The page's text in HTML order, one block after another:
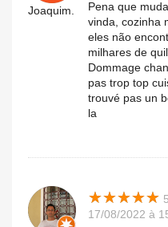
Joaquim.
Pena que
vinda, cozinha
eles não
milhares de
Dommage
pas trop top
trouvé pas un
la
★★★★★
★★★★★
17/08/2022 à